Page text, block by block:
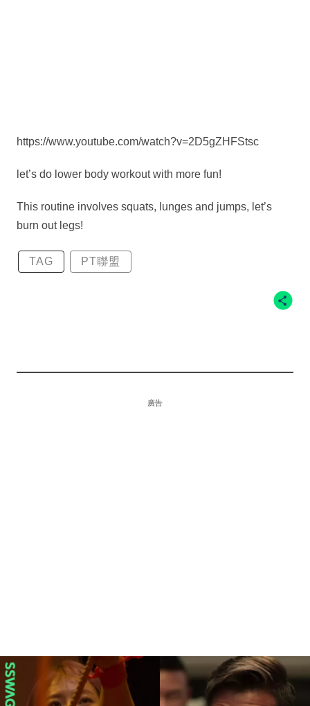
https://www.youtube.com/watch?v=2D5gZHFStsc
let’s do lower body workout with more fun!
This routine involves squats, lunges and jumps, let’s
burn out legs!
TAG PT聯盟
廣告